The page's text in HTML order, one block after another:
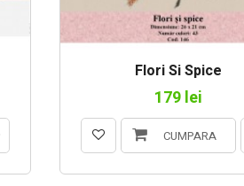
Flori Si Spice
179 lei
CUMPARA